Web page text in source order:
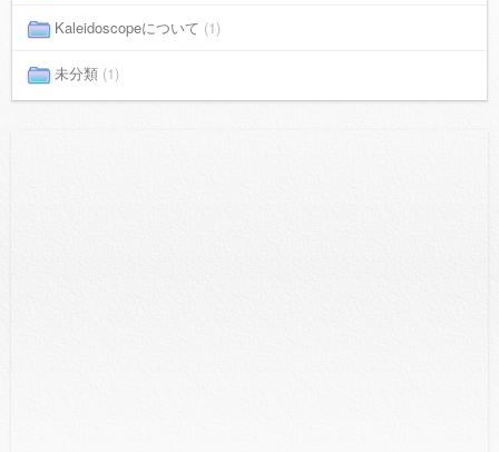
Kaleidoscopeについて (1)
未分類 (1)